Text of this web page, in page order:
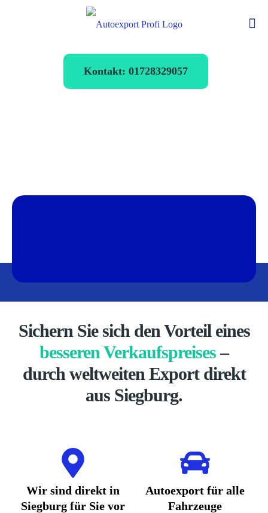
Kontakt: 01728329057
Sichern Sie sich den Vorteil eines
besseren Verkaufspreises–
durch weltweiten Export direkt
aus Siegburg.
Wir sind direkt in
Siegburg für Sie vor
Autoexport für alle
Fahrzeuge